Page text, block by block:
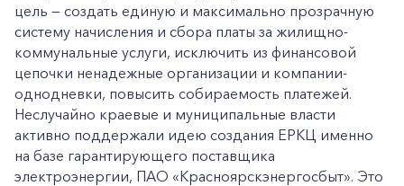
цель — создать единую и максимально прозрачную
систему начисления и сбора платы за жилищно-
коммунальные услуги, исключить из финансовой
цепочки ненадежные организации и компании-
однодневки, повысить собираемость платежей.
Неслучайно краевые и муниципальные власти
активно поддержали идею создания ЕРКЦ именно
на базе гарантирующего поставщика
электроэнергии, ПАО «Красноярскэнергосбыт». Это